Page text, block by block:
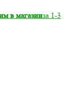
в магазинза 1-3